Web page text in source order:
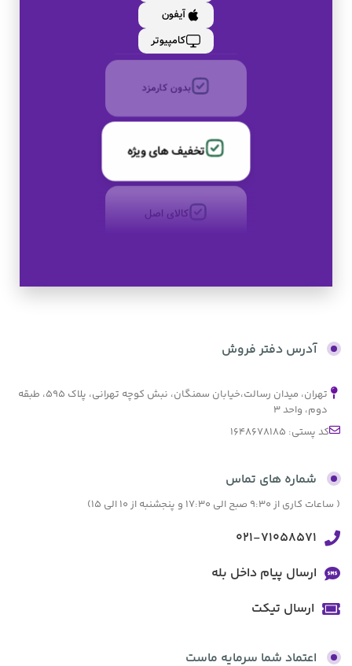
آیفون
کامپیوتر
به صورت اقساط
بدون کارمزد
تخفیف های ویژه
کالای اصل
آدرس دفتر فروش
تهران، میدان رسالت،خیابان سمنگان، نبش کوچه تهرانی، پلاک ۵۹۵، طبقه
دوم، واحد ۳
کد پستی: 1648678185
شماره های تماس
( ساعات کاری از 9:30 صبح الی 17:30 و پنجشنبه از 10 الی 15)
021-71058571
ارسال پیام داخل بله
ارسال تیکت
اعتماد شما سرمایه ماست